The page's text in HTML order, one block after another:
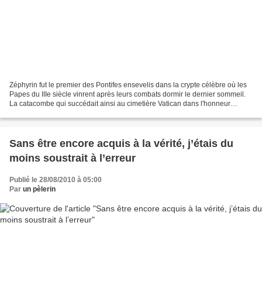
Zéphyrin fut le premier des Pontifes ensevelis dans la crypte célèbre où les
Papes du IIIe siècle vinrent après leurs combats dormir le dernier sommeil.
La catacombe qui succédait ainsi au cimetière Vatican dans l'honneur
Sans être encore acquis à la vérité, j’étais du
moins soustrait à l’erreur
Publié le 28/08/2010 à 05:00
Par un pèlerin